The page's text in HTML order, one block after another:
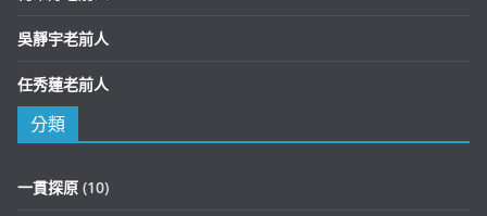
吳靜宇老前人
任秀蓮老前人
分類
一貫探原 (10)